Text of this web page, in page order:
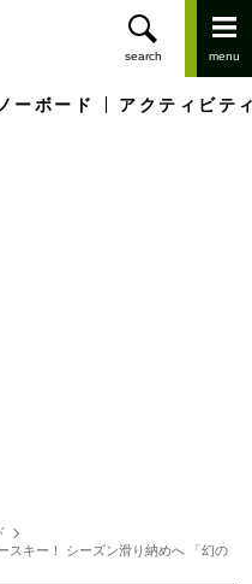
ーボード アクティビテ
スキー！ シーズン滑り納めへ 「幻の